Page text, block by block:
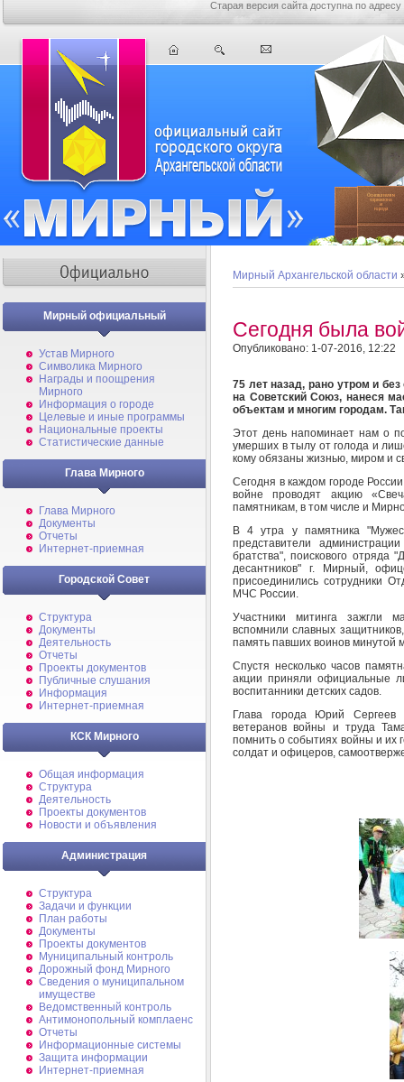
Старая версия сайта доступна по адресу
Мирный официальный
Устав Мирного
Символика Мирного
Награды и поощрения
Мирного
Информация о городе
Целевые и иные программы
Национальные проекты
Статистические данные
Глава Мирного
Глава Мирного
Документы
Отчеты
Интернет-приемная
Городской Совет
Структура
Документы
Деятельность
Отчеты
Проекты документов
Публичные слушания
Информация
Интернет-приемная
КСК Мирного
Общая информация
Структура
Деятельность
Проекты документов
Новости и объявления
Администрация
Структура
Задачи и функции
План работы
Документы
Проекты документов
Муниципальный контроль
Дорожный фонд Мирного
Cведения о муниципальном
имуществе
Ведомственный контроль
Антимонопольный комплаенс
Отчеты
Информационные системы
Защита информации
Интернет-приемная
Мирный Архангельской области
Сегодня была
Опубликовано: 1-07-2016, 12:22
75 лет назад, рано утром и
на Советский Союз, нанеся
объектам и многим городам.
Этот день напоминает нам о
умерших в тылу от голода и
кому обязаны жизнью, миром и
Сегодня в каждом городе
войне проводят акцию
памятникам, в том числе и
В 4 утра у памятника
представители
братства", поискового
десантников" г. Мирный,
присоединились сотрудники
МЧС России.
Участники митинга зажгли
вспомнили славных
память павших воинов минутой
Спустя несколько часов
акции приняли официальные
воспитанники детских садов.
Глава города Юрий Сергеев
ветеранов войны и труда
помнить о событиях войны и их
солдат и офицеров,